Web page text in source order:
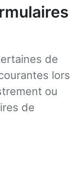
de
lors
ou
de